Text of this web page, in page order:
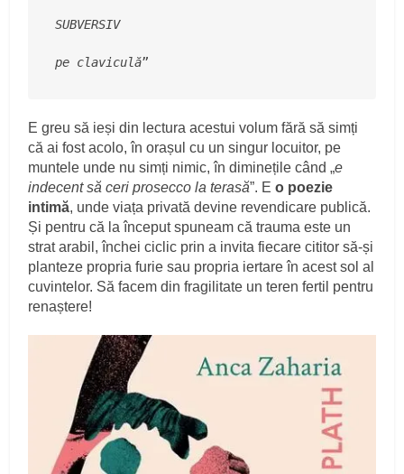
SUBVERSIV
pe claviculă”
E greu să ieși din lectura acestui volum fără să simți
că ai fost acolo, în orașul cu un singur locuitor, pe
muntele unde nu simți nimic, în diminețile când „e
indecent să ceri prosecco la terasă”. Eo poezie
intimă, unde viața privată devine revendicare publică.
Și pentru că la început spuneam că trauma este un
strat arabil, închei ciclic prin a invita fiecare cititor să-și
planteze propria furie sau propria iertare în acest sol al
cuvintelor. Să facem din fragilitate un teren fertil pentru
renaștere!